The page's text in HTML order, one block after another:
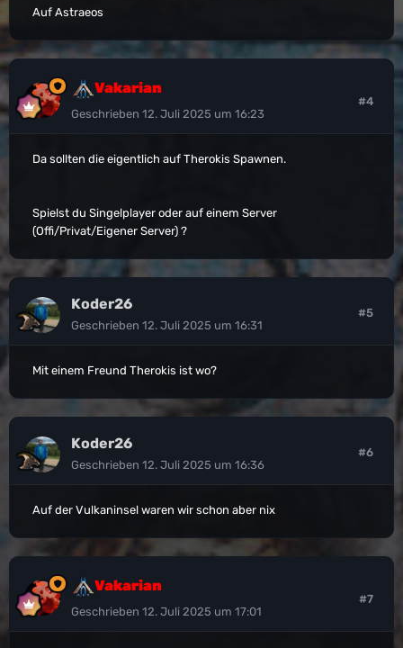
Auf Astraeos
Vakarian
Geschrieben 12. Juli 2025 um 16:23
#4
Da sollten die eigentlich auf Therokis Spawnen.
Spielst du Singelplayer oder auf einem Server
(Offi/Privat/Eigener Server) ?
Koder26
Geschrieben 12. Juli 2025 um 16:31
#5
Mit einem Freund Therokis ist wo?
Koder26
Geschrieben 12. Juli 2025 um 16:36
#6
Auf der Vulkaninsel waren wir schon aber nix
Vakarian
Geschrieben 12. Juli 2025 um 17:01
#7